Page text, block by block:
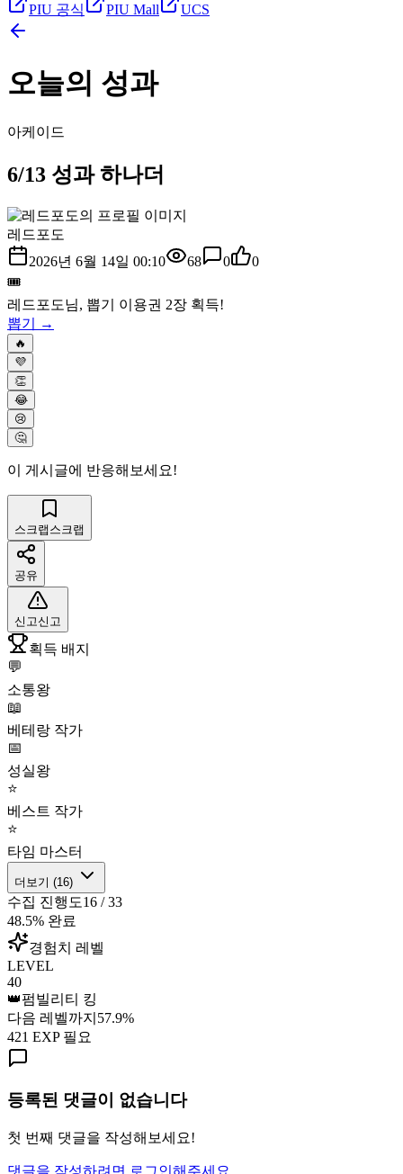
PIU 공식 PIU Mall UCS
오늘의 성과
아케이드
6/13 성과 하나더
레드포도
2026년 6월 14일 00:10
68 0
0
🎟️
레드포도님, 뽑기 이용권 2장 획득!
뽑기 →
🔥
💜
👏
😂
😢
🤔
이 게시글에 반응해보세요!
스크랩 스크랩
공유
신고신고
획득 배지
💬
소통왕
📖
베테랑 작가
📅
성실왕
⭐
베스트 작가
⭐
타임 마스터
더보기 (16)
수집 진행도16 /33
48.5% 완료
경험치 레벨
LEVEL
40
👑펌빌리티 킹
다음 레벨까지 57.9%
421 EXP 필요
등록된 댓글이 없습니다
첫 번째 댓글을 작성해보세요!
댓글을 작성하려면 로그인해주세요.